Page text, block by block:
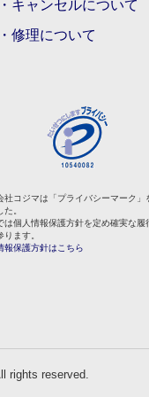
キャンセルについて
修理について
社コジマは「プライバシーマーク」
た。
は個人情報保護方針を定め確実な履
ります。
報保護方針はこちら
rights reserved.